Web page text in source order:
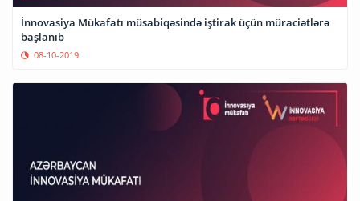
İnnovasiya Mükafatı müsabiqəsində iştirak üçün müraciətlərə
başlanıb
08-10-2019